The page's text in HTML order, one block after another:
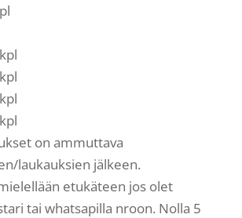
on ammuttava
laukauksien jälkeen.
etukäteen jos olet
tai whatsapilla nroon. Nolla 5